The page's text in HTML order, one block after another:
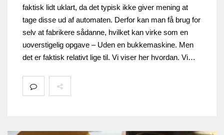
faktisk lidt uklart, da det typisk ikke giver mening at
tage disse ud af automaten. Derfor kan man få brug for
selv at fabrikere sådanne, hvilket kan virke som en
uoverstigelig opgave – Uden en bukkemaskine. Men
det er faktisk relativt lige til. Vi viser her hvordan. Vi…